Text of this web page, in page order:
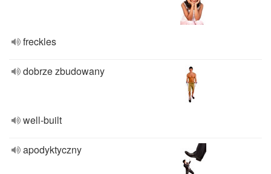
freckles
dobrze zbudowany
well-built
apodyktyczny